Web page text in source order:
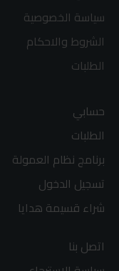
سياسة الخصوصية
الشروط والاحكام
الطلبات
حسابي
الطلبات
برنامج نظام العمولة
تسجيل الدخول
شراء قسيمة هدايا
اتصل بنا